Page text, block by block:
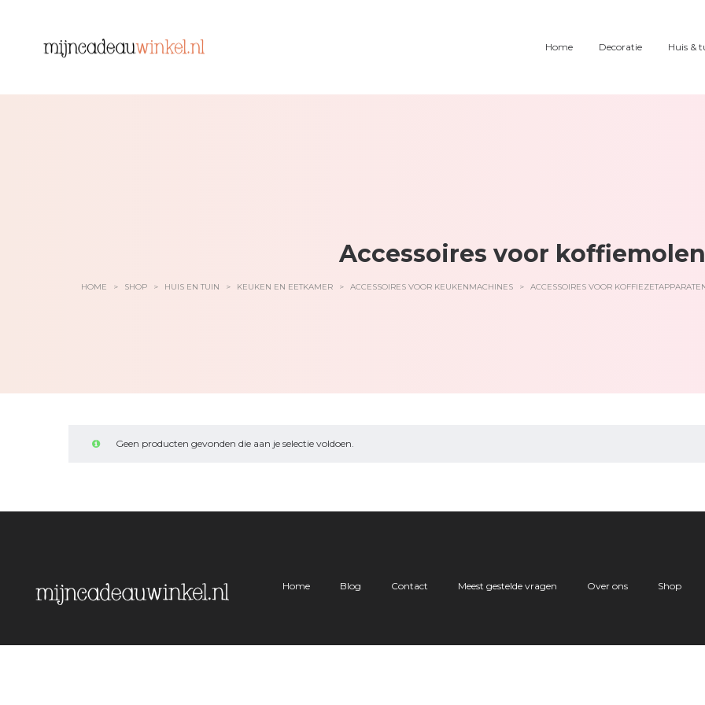
Home Decoratie Huis &
Accessoires voor
HOME > SHOP > HUIS EN TUIN > KEUKEN EN EETKAMER > ACCESSOIRES VOOR KEUKENMACHINES > ACCESSOIRES VOOR
Geen producten gevonden die aan je selectie voldoen.
Home Blog Contact Meest gestelde vragen Over ons Shop